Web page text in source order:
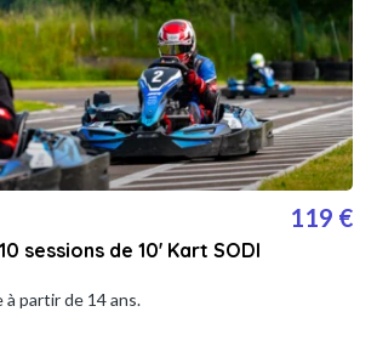
sessions de 10' Kart SODI
119 €
partir de 14 ans.